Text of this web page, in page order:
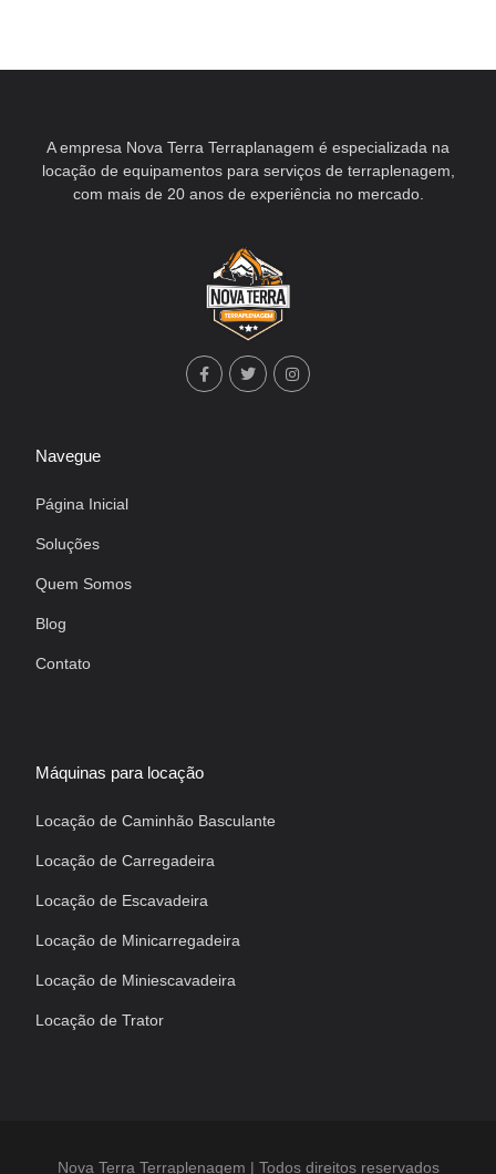
A empresa Nova Terra Terraplanagem é especializada na
locação de equipamentos para serviços de terraplenagem,
com mais de 20 anos de experiência no mercado.
Navegue
Página Inicial
Soluções
Quem Somos
Blog
Contato
Máquinas para locação
Locação de Caminhão Basculante
Locação de Carregadeira
Locação de Escavadeira
Locação de Minicarregadeira
Locação de Miniescavadeira
Locação de Trator
Nova Terra Terraplenagem | Todos direitos reservados